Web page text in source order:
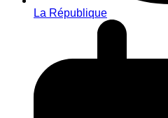
La République